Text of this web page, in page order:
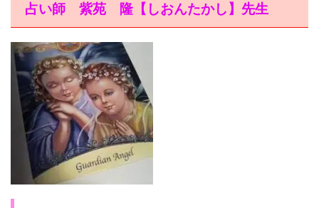
占い師 紫苑 隆【しおんたかし】先生